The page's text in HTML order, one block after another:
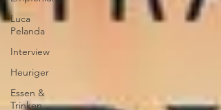
Luca
Pelanda
Interview
Heuriger
Essen &
Trinken